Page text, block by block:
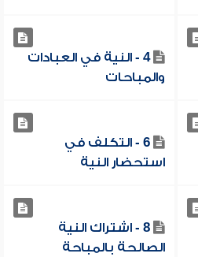
4 - النية في العبادات
والمباحات
6 - التكلف في
استحضار النية
8 - اشتراك النية
الصالحة بالمباحة